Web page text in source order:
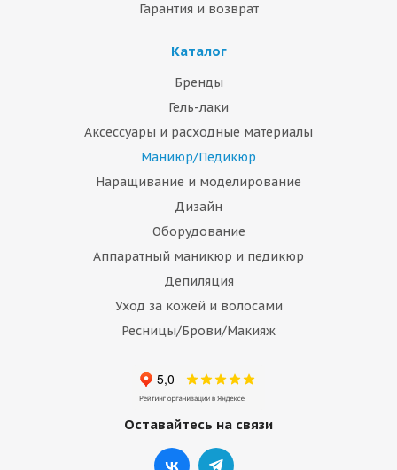
Гарантия и возврат
Каталог
Бренды
Гель-лаки
Аксессуары и расходные материалы
Маниюр/Педикюр
Наращивание и моделирование
Дизайн
Оборудование
Аппаратный маникюр и педикюр
Депиляция
Уход за кожей и волосами
Ресницы/Брови/Макияж
Оставайтесь на связи